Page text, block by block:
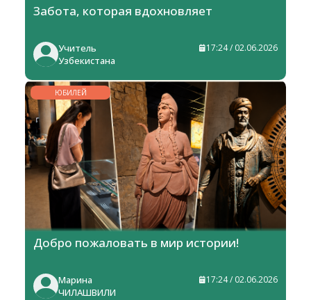
Забота, которая вдохновляет
Учитель
Узбекистана
17:24 / 02.06.2026
ЮБИЛЕЙ
Добро пожаловать в мир истории!
Марина
ЧИЛАШВИЛИ
17:24 / 02.06.2026